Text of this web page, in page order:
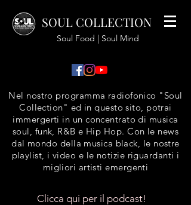
SOUL COLLECTION
Soul Food | Soul Mind
Nel nostro programma radiofonico "Soul
Collection" ed in questo sito, potrai
immergerti in un concentrato di musica
soul, funk, R&B e Hip Hop. Con le news
dal mondo della musica black, le nostre
playlist, i video e le notizie riguardanti i
migliori artisti emergenti
Clicca qui per il podcast!